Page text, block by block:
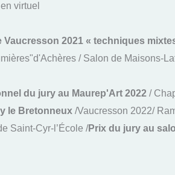
virtuel
2021 « techniques
/ Salon de Maisons-
du jury au Maurep'Art 2022 /
le Bretonneux /Vaucresson 2022/
Saint-Cyr-l’École /Prix du jury au